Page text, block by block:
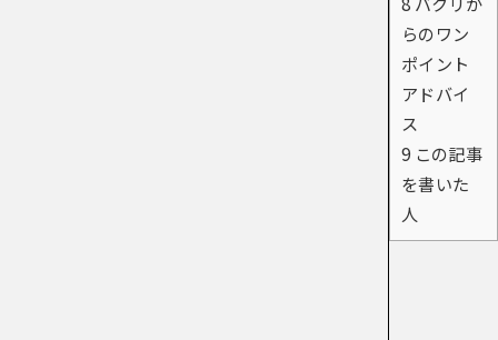
らのワン
ポイント
アドバイ
ス
9 この記事
を書いた
人